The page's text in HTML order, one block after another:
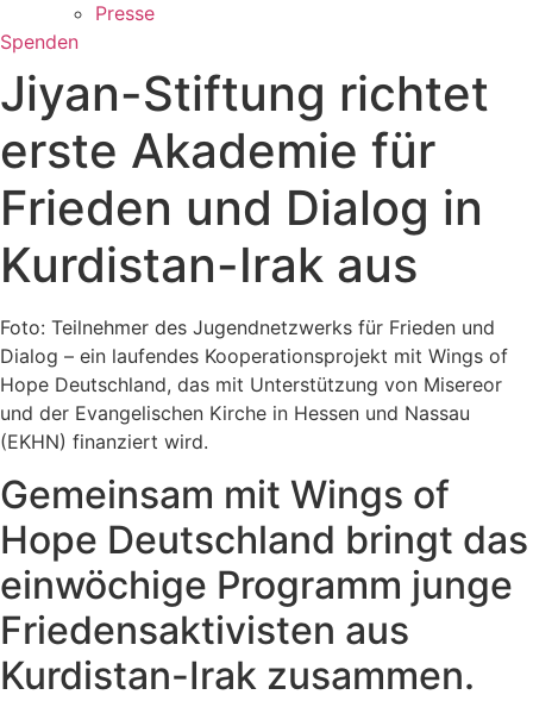
Presse
Spenden
Jiyan-Stiftung richtet
erste Akademie für
Frieden und Dialog in
Kurdistan-Irak aus
Foto: Teilnehmer des Jugendnetzwerks für Frieden und
Dialog – ein laufendes Kooperationsprojekt mit Wings of
Hope Deutschland, das mit Unterstützung von Misereor
und der Evangelischen Kirche in Hessen und Nassau
(EKHN) finanziert wird.
Gemeinsam mit Wings of
Hope Deutschland bringt das
einwöchige Programm junge
Friedensaktivisten aus
Kurdistan-Irak zusammen.